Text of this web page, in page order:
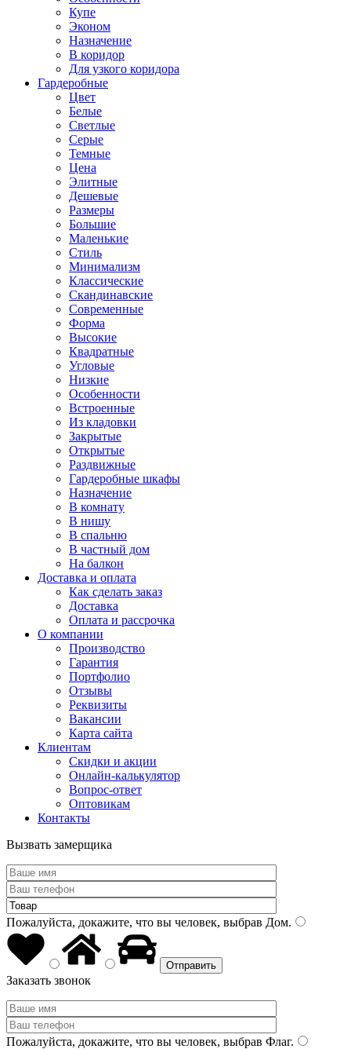
Купе
Эконом
Назначение
В коридор
Для узкого коридора
Гардеробные
Цвет
Белые
Светлые
Серые
Темные
Цена
Элитные
Дешевые
Размеры
Большие
Маленькие
Стиль
Минимализм
Классические
Скандинавские
Современные
Форма
Высокие
Квадратные
Угловые
Низкие
Особенности
Встроенные
Из кладовки
Закрытые
Открытые
Раздвижные
Гардеробные шкафы
Назначение
В комнату
В нишу
В спальню
В частный дом
На балкон
Доставка и оплата
Как сделать заказ
Доставка
Оплата и рассрочка
О компании
Производство
Гарантия
Портфолио
Отзывы
Реквизиты
Вакансии
Карта сайта
Клиентам
Скидки и акции
Онлайн-калькулятор
Вопрос-ответ
Оптовикам
Контакты
Вызвать замерщика
Пожалуйста, докажите, что вы человек, выбрав Дом.
Заказать звонок
Пожалуйста, докажите, что вы человек, выбрав Флаг.